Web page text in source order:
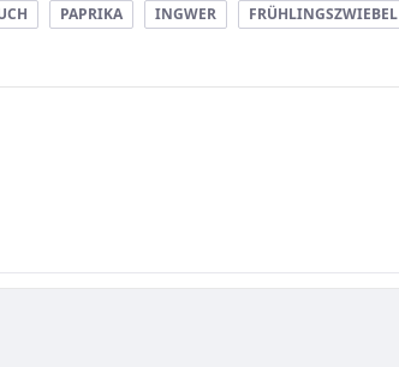
PAPRIKA INGWER
FRÜHLINGSZWIEBEL
ist 0 von 5 Sternen.